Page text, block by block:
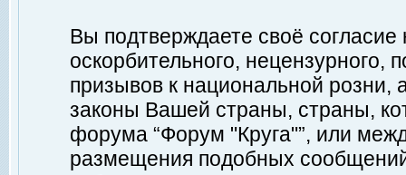
Вы подтверждаете своё
оскорбительного, нецензурного,
призывов к национальной
законы Вашей страны, страны,
форума “Форум "Круга"”, или
размещения подобных